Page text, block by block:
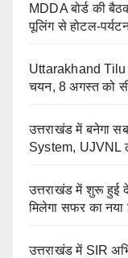
MDDA बोर्ड की
पूलिंग से होटल-
Uttarakhand
चयन, 8 अगस्त को
उत्तराखंड में बनेगा
System, UJVNL
उत्तराखंड में शुरू हुई
मिलेगा सफर का नया
उत्तराखंड में SIR